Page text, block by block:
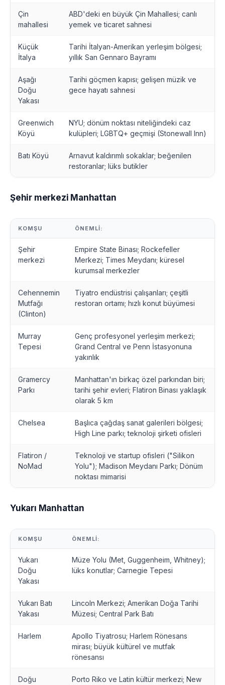
Çin
mahallesi
ABD'deki en büyük Çin Mahallesi; canlı
yemek ve ticaret sahnesi
Küçük
İtalya
Tarihi İtalyan-Amerikan yerleşim bölgesi;
yıllık San Gennaro Bayramı
Aşağı
Doğu
Yakası
Tarihi göçmen kapısı; gelişen müzik ve
gece hayatı sahnesi
Greenwich
Köyü
NYU; dönüm noktası niteliğindeki caz
kulüpleri; LGBTQ+ geçmişi (Stonewall Inn)
Batı Köyü
Arnavut kaldırımlı sokaklar; beğenilen
restoranlar; lüks butikler
Şehir merkezi Manhattan
KOMŞU ÖNEMLI:
Şehir
merkezi
Empire State Binası; Rockefeller
Merkezi; Times Meydanı; küresel
kurumsal merkezler
Cehennemin
Mutfağı
(Clinton)
Tiyatro endüstrisi çalışanları; çeşitli
restoran ortamı; hızlı konut büyümesi
Murray
Tepesi
Genç profesyonel yerleşim merkezi;
Grand Central ve Penn İstasyonuna
yakınlık
Gramercy
Parkı
Manhattan'ın birkaç özel parkından biri;
tarihi şehir evleri; Flatiron Binası yaklaşık
olarak 5 km
Chelsea
Başlıca çağdaş sanat galerileri bölgesi;
High Line parkı; teknoloji şirketi ofisleri
Flatiron /
NoMad
Teknoloji ve startup ofisleri ("Silikon
Yolu"); Madison Meydanı Parkı; Dönüm
noktası mimarisi
Yukarı Manhattan
KOMŞU ÖNEMLI:
Yukarı
Doğu
Yakası
Müze Yolu (Met, Guggenheim, Whitney);
lüks konutlar; Carnegie Tepesi
Yukarı Batı
Yakası
Lincoln Merkezi; Amerikan Doğa Tarihi
Müzesi; Central Park Batı
Harlem
Apollo Tiyatrosu; Harlem Rönesans
mirası; büyük kültürel ve mutfak
rönesansı
Doğu
Porto Riko ve Latin kültür merkezi; New